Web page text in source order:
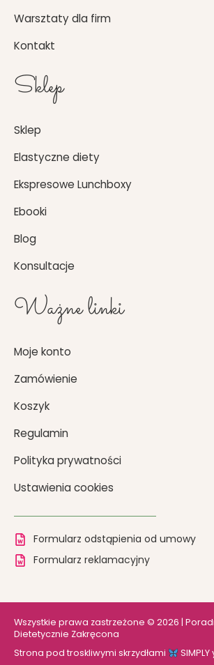
Warsztaty dla firm
Kontakt
Sklep
Sklep
Elastyczne diety
Ekspresowe Lunchboxy
Ebooki
Blog
Konsultacje
Ważne linki
Moje konto
Zamówienie
Koszyk
Regulamin
Polityka prywatności
Ustawienia cookies
Formularz odstąpienia od umowy
Formularz reklamacyjny
Wszystkie prawa zastrzeżone © 2026 |
Dietetycznie Zakręcona
Strona pod troskliwymi skrzydłami